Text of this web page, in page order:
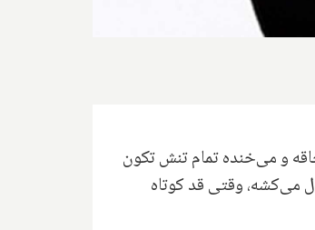
و می‌خنده تمام تنش تکون
می‌کشه، وقتی قد کوتاه